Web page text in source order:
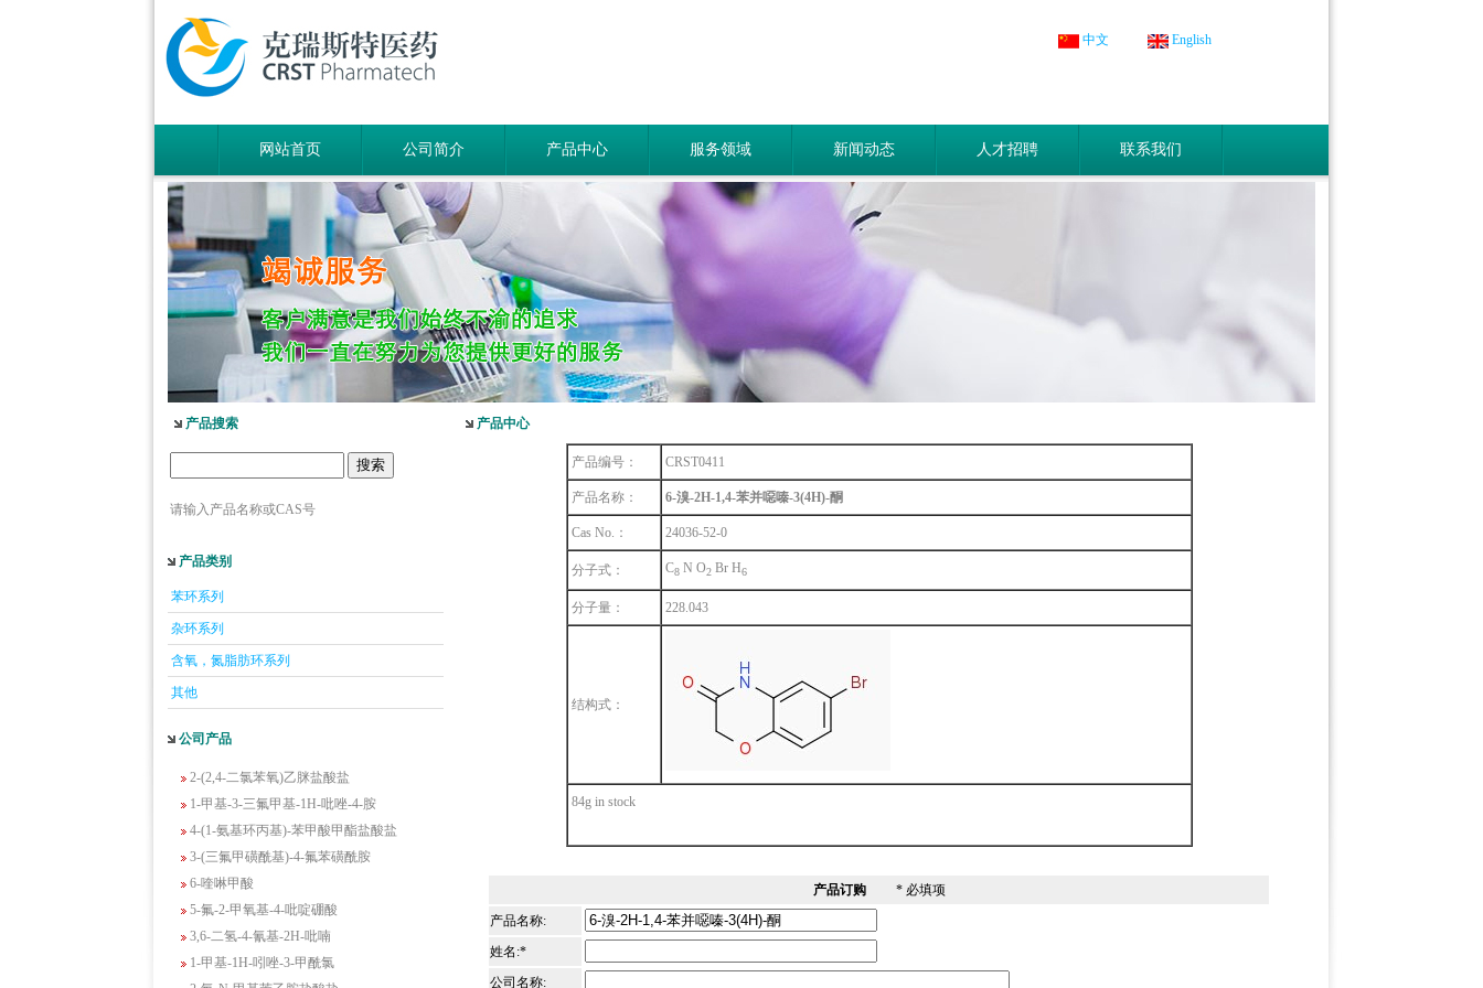
中文 English
网站首页 公司简介 产品中心 服务领域 新闻动态 人才招聘 联系我们
产品搜索
请输入产品名称或CAS号
产品类别
苯环系列
杂环系列
含氧，氮脂肪环系列
其他
公司产品
5-羟基异喹啉
2-甲基-6-羟基-4-嘧啶甲酸
3-氟-2-硝基苯甲酸
2-羟甲基-4-氨基吡啶
2-(羟甲基)丙烯酸乙酯(含稳定剂HQ);2-羟
3-氨基-4-溴苯酚
2-(2,4-二氯苯氧)乙脒盐酸盐
1-甲基-3-三氟甲基-1H-吡唑-4-胺
4-(1-氨基环丙基)-苯甲酸甲酯盐酸盐
3-(三氟甲磺酰基)-4-氟苯磺酰胺
6-喹啉甲酸
5-氟-2-甲氧基-4-吡啶硼酸
3,6-二氢-4-氰基-2H-吡喃
1-甲基-1H-吲唑-3-甲酰氯
2-氟-N-甲基苯乙胺盐酸盐
产品中心
产品编号： CRST0411
产品名称： 6-溴-2H-1,4-苯并噁嗪-3(4H)-酮
Cas No.： 24036-52-0
分子式： C8N O2Br H6
分子量： 228.043
结构式：
84g in stock
产品订购* 必填项
产品名称:
姓名:*
公司名称: